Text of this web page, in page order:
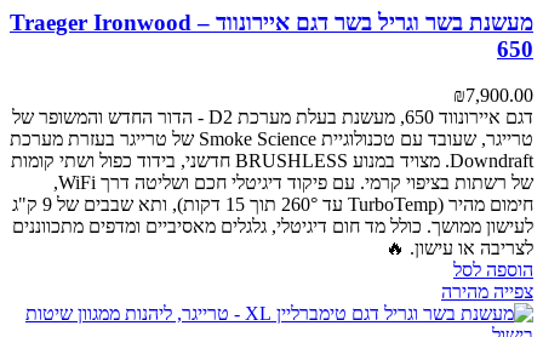
מעשנת בשר וגריל בשר דגם איירונווד – Traeger Ironwood
650
₪7,900.00
דגם איירונווד 650, מעשנת בעלת מערכת D2 - הדור החדש והמשופר של
טרייגר, שעובד עם טכנולוגיית Smoke Science של טרייגר בעזרת מערכת
Downdraft.
מצויד במנוע BRUSHLESS חדשני, בידוד כפול ושתי קומות
של רשתות בציפוי קרמי. עם פיקוד דיגיטלי חכם ושליטה דרך WiFi,
חימום מהיר (TurboTemp עד 260° תוך 15 דקות), ותא שבבים של 9 ק"ג
לעישון ממושך. כולל מד חום דיגיטלי, גלגלים מאסיביים ומדפים מתכווננים
לצריבה או עישון. 🔥
הוספה לסל
צפייה מהירה